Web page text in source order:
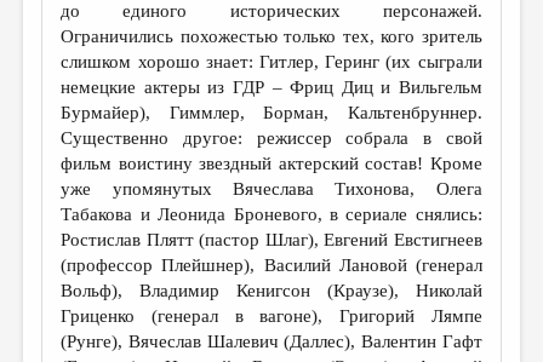
до единого исторических персонажей.
Ограничились похожестью только тех, кого зритель
слишком хорошо знает: Гитлер, Геринг (их сыграли
немецкие актеры из ГДР – Фриц Диц и Вильгельм
Бурмайер), Гиммлер, Борман, Кальтенбруннер.
Существенно другое: режиссер собрала в свой
фильм воистину звездный актерский состав! Кроме
уже упомянутых Вячеслава Тихонова, Олега
Табакова и Леонида Броневого, в сериале снялись:
Ростислав Плятт (пастор Шлаг), Евгений Евстигнеев
(профессор Плейшнер), Василий Лановой (генерал
Вольф), Владимир Кенигсон (Краузе), Николай
Гриценко (генерал в вагоне), Григорий Лямпе
(Рунге), Вячеслав Шалевич (Даллес), Валентин Гафт